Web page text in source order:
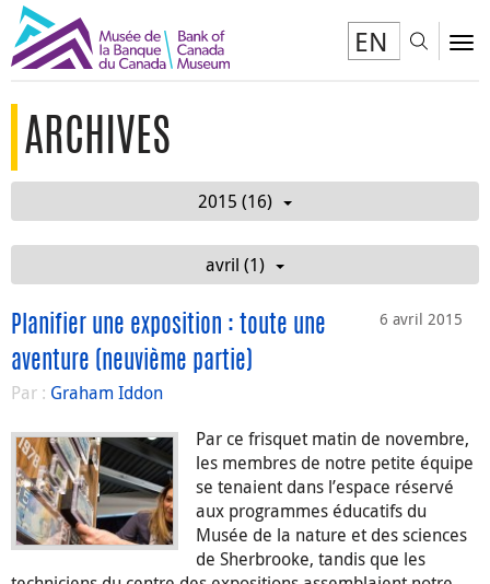
EN
ARCHIVES
2015 (16)
avril (1)
6 avril 2015
Planifier une exposition : toute une
aventure (neuvième partie)
Par : Graham Iddon
Par ce frisquet matin de novembre,
les membres de notre petite équipe
se tenaient dans l’espace réservé
aux programmes éducatifs du
Musée de la nature et des sciences
de Sherbrooke, tandis que les